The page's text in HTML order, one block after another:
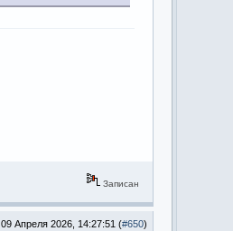
Записан
09 Апреля 2026, 14:27:51 (#650)